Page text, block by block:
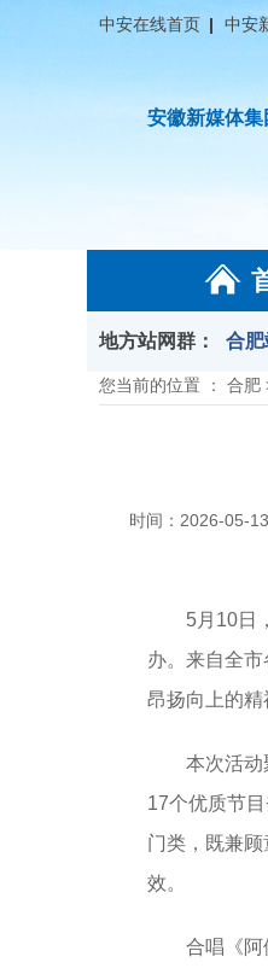
中安在线首页 中安
安徽新媒体
地方站网群： 合肥
您当前的位置 ： 合肥
时间：2026-05-
5月10日，“
办。来自全
昂扬向上的精
本次活动聚
17个优质节
门类，既兼
效。
合唱《阿依